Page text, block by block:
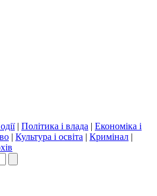
| Політика і влада | Економіка і
| Культура і освіта | Кримінал |